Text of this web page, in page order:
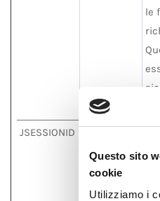
Questo sito
cookie
Utilizziamo i
le
JSESSIONID
sito.